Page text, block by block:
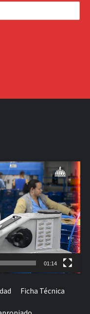
01:14
Ficha Técnica